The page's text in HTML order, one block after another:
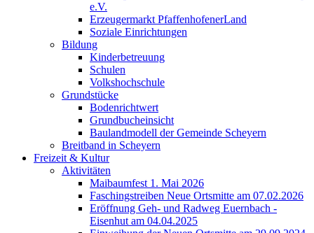
e.V.
Erzeugermarkt PfaffenhofenerLand
Soziale Einrichtungen
Bildung
Kinderbetreuung
Schulen
Volkshochschule
Grundstücke
Bodenrichtwert
Grundbucheinsicht
Baulandmodell der Gemeinde Scheyern
Breitband in Scheyern
Freizeit & Kultur
Aktivitäten
Maibaumfest 1. Mai 2026
Faschingstreiben Neue Ortsmitte am 07.02.2026
Eröffnung Geh- und Radweg Euernbach -
Eisenhut am 04.04.2025